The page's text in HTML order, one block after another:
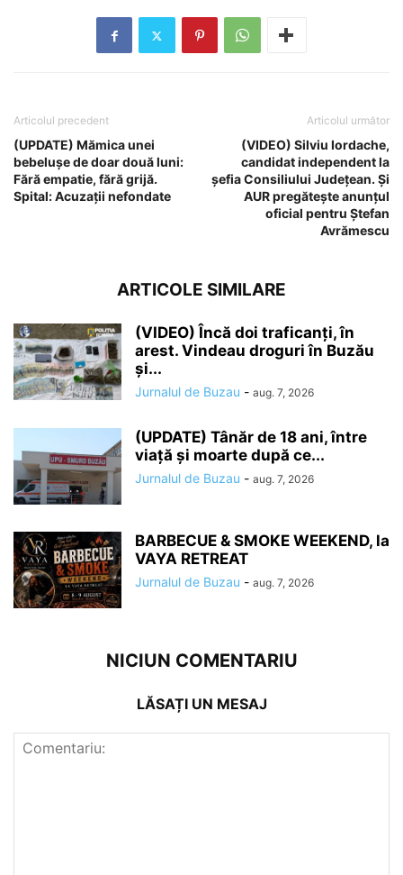
Articolul precedent
(UPDATE) Mămica unei
bebelușe de doar două luni:
Fără empatie, fără grijă.
Spital: Acuzații nefondate
Articolul următor
(VIDEO) Silviu Iordache,
candidat independent la
șefia Consiliului Județean. Și
AUR pregătește anunțul
oficial pentru Ștefan
Avrămescu
ARTICOLE SIMILARE
(VIDEO) Încă doi traficanți, în
arest. Vindeau droguri în Buzău
și...
Jurnalul de Buzau - aug. 7, 2026
(UPDATE) Tânăr de 18 ani, între
viață și moarte după ce...
Jurnalul de Buzau - aug. 7, 2026
BARBECUE & SMOKE WEEKEND, la
VAYA RETREAT
Jurnalul de Buzau - aug. 7, 2026
NICIUN COMENTARIU
LĂSAȚI UN MESAJ